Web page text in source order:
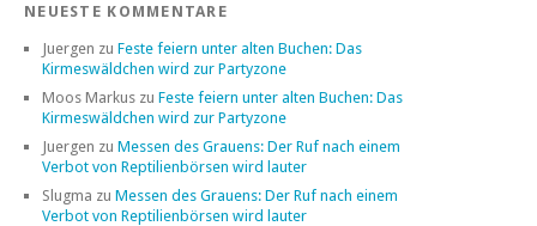
NEUESTE KOMMENTARE
Juergen zu Feste feiern unter alten Buchen: Das
Kirmeswäldchen wird zur Partyzone
Moos Markus zu Feste feiern unter alten Buchen: Das
Kirmeswäldchen wird zur Partyzone
Juergen zu Messen des Grauens: Der Ruf nach einem
Verbot von Reptilienbörsen wird lauter
Slugma zu Messen des Grauens: Der Ruf nach einem
Verbot von Reptilienbörsen wird lauter